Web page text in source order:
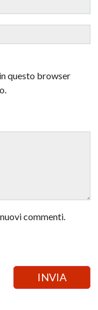
questo browser
commenti.